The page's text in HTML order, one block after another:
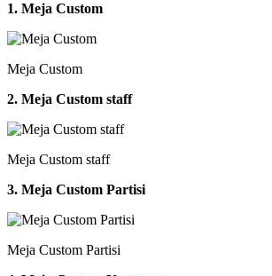
1. Meja Custom
Meja Custom
2. Meja Custom staff
Meja Custom staff
3. Meja Custom Partisi
Meja Custom Partisi